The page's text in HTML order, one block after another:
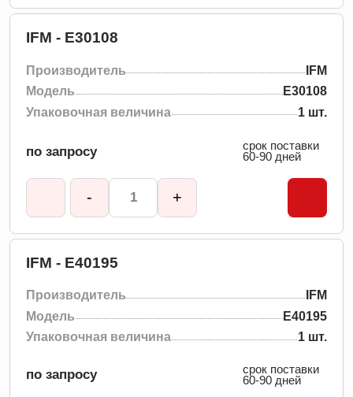
IFM - E30108
Производитель
IFM
Модель
E30108
Упаковочная величина
1 шт.
по запросу
срок поставки
60-90 дней
- +
IFM - E40195
Производитель
IFM
Модель
E40195
Упаковочная величина
1 шт.
по запросу
срок поставки
60-90 дней